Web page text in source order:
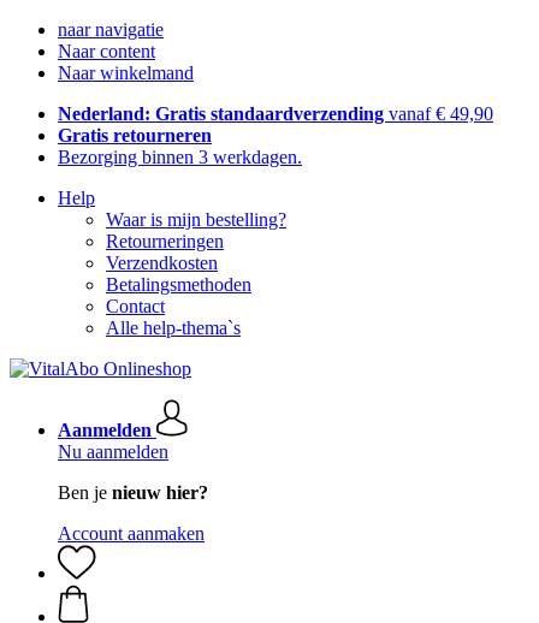
naar navigatie
Naar content
Naar winkelmand
Nederland: Gratis standaardverzending vanaf € 49,90
Gratis retourneren
Bezorging binnen 3 werkdagen.
Help
Waar is mijn bestelling?
Retourneringen
Verzendkosten
Betalingsmethoden
Contact
Alle help-thema`s
Aanmelden
Nu aanmelden
Ben je nieuw hier?
Account aanmaken